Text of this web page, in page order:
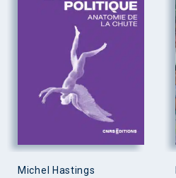
Michel Hastings